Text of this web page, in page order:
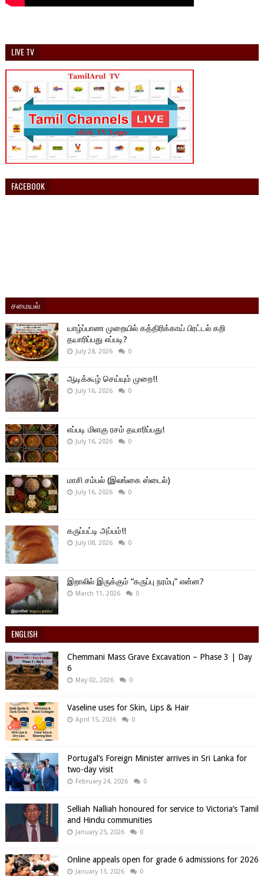
LIVE TV
FACEBOOK
சமையல்
யாழ்ப்பாண முறையில் கத்திரிக்காய் பிரட்டல் கறி
தயாரிப்பது எப்படி?
July 28, 2026 0
ஆடிக்கூழ் செய்யும் முறை!!
July 16, 2026 0
எப்படி மிளகு ரசம் தயாரிப்பது!
July 16, 2026 0
மாசி சம்பல் (இலங்கை ஸ்டைல்)
July 16, 2026 0
கருப்பட்டி அப்பம்!!
July 08, 2026 0
இறாலில் இருக்கும் “கருப்பு நரம்பு” என்ன?
March 11, 2026 0
ENGLISH
Chemmani Mass Grave Excavation – Phase 3 | Day
6
May 02, 2026 0
Vaseline uses for Skin, Lips & Hair
April 15, 2026 0
Portugal’s Foreign Minister arrives in Sri Lanka for
two-day visit
February 24, 2026 0
Selliah Nalliah honoured for service to Victoria’s Tamil
and Hindu communities
January 25, 2026 0
Online appeals open for grade 6 admissions for 2026
January 13, 2026 0